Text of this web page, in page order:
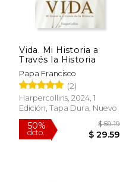
Vida. Mi Historia a
Través la Historia
Papa Francisco
(2)
Harpercollins, 2024, 1
Edición, Tapa Dura, Nuevo